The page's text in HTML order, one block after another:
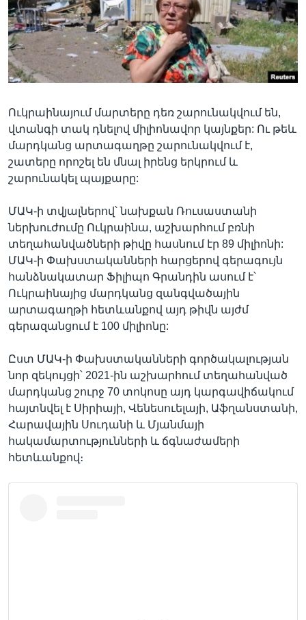
Լեզուներ
Ուկրաինայում մարտերը դեռ շարունակվում են,
վտանգի տակ դնելով միլիոնավոր կայնքեր: Ու թեև
մարդկանց արտագաղթը շարունակվում է,
շատերը որոշել են մնալ իրենց երկրում և
շարունակել պայքարը:
ՄԱԿ-ի տվյալներով՝ նախքան Ռուսաստանի
ներխուժումը Ուկրաինա, աշխարհում բռնի
տեղահանվածների թիվը հասնում էր 89 միլիոնի:
ՄԱԿ-ի Փախստականների հարցերով գերագույն
հանձնակատար Ֆիլիպո Գրանդին ասում է՝
Ուկրաինայից մարդկանց զանգվածային
արտագաղթի հետևանքով այդ թիվն այժմ
գերազանցում է 100 միլիոնը:
Ըստ ՄԱԿ-ի Փախստականների գործակալության
նոր զեկույցի՝ 2021-ին աշխարհում տեղահանված
մարդկանց շուրջ 70 տոկոսը այդ կարգավիճակում
հայտնվել է Սիրիայի, Վենեսուելայի, Աֆղանստանի,
Հարավային Սուդանի և Մյանմայի
հակամարտությունների և ճգնաժամերի
հետևանքով։